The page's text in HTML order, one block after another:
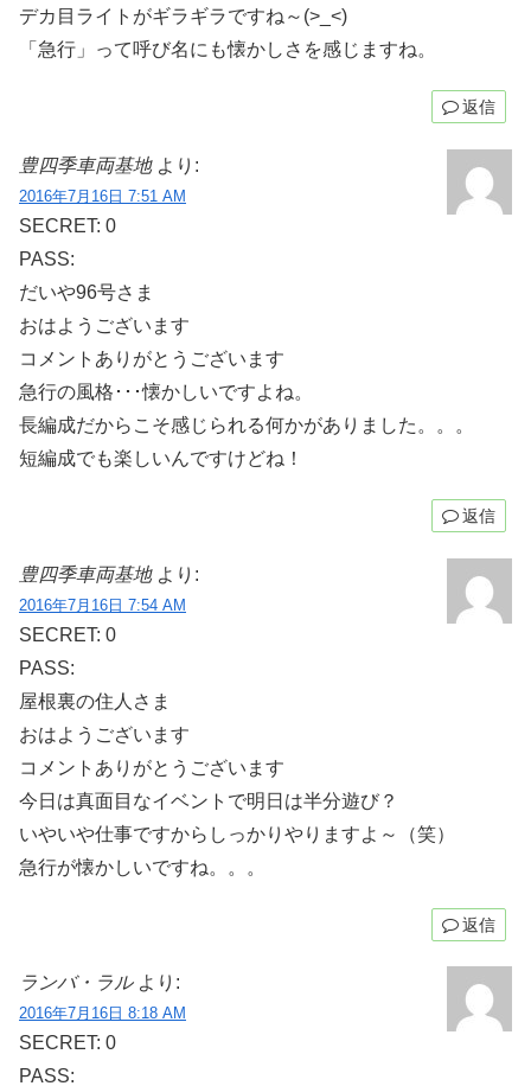
デカ目ライトがギラギラですね～(>_<)
「急行」って呼び名にも懐かしさを感じますね。
返信
豊四季車両基地 より:
2016年7月16日 7:51 AM
SECRET: 0
PASS:
だいや96号さま
おはようございます
コメントありがとうございます
急行の風格･･･懐かしいですよね。
長編成だからこそ感じられる何かがありました。。。
短編成でも楽しいんですけどね！
返信
豊四季車両基地 より:
2016年7月16日 7:54 AM
SECRET: 0
PASS:
屋根裏の住人さま
おはようございます
コメントありがとうございます
今日は真面目なイベントで明日は半分遊び？
いやいや仕事ですからしっかりやりますよ～（笑）
急行が懐かしいですね。。。
返信
ランバ・ラル より:
2016年7月16日 8:18 AM
SECRET: 0
PASS: